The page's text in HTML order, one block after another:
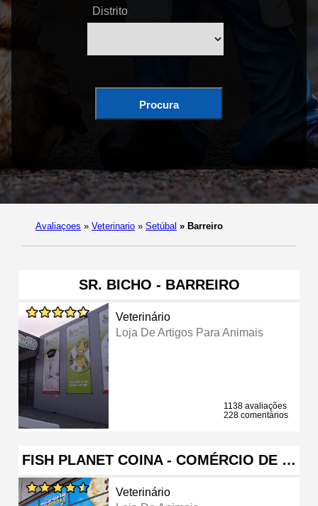
Distrito
Procura
Avaliaçoes » Veterinario » Setúbal » Barreiro
SR. BICHO - BARREIRO
Veterinário
Loja De Artigos Para Animais
1138 avaliações
228 comentários
FISH PLANET COINA - COMÉRCIO DE …
Veterinário